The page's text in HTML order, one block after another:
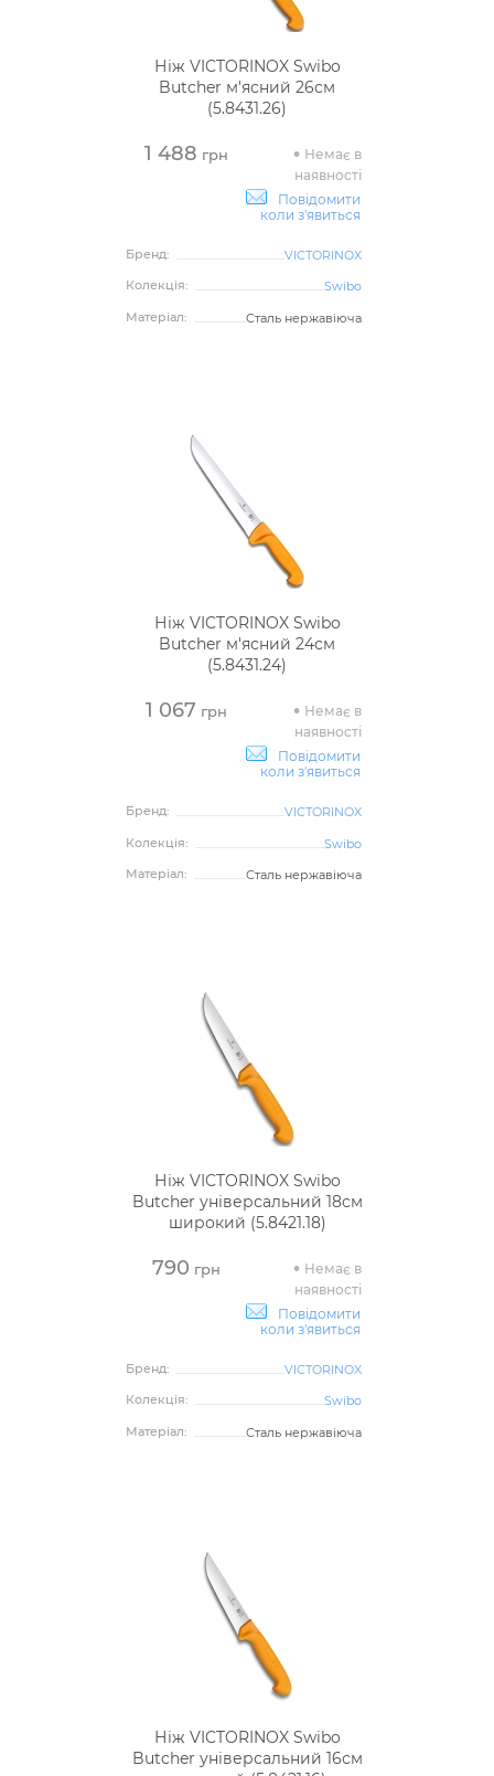
Ніж VICTORINOX Swibo
Butcher м'ясний 26см
(5.8431.26)
1 488 грн
Немає в
наявності
Повідомити
коли з'явиться
Бренд:
VICTORINOX
Колекція:
Swibo
Матеріал:
Сталь нержавіюча
Ніж VICTORINOX Swibo
Butcher м'ясний 24см
(5.8431.24)
1 067 грн
Немає в
наявності
Повідомити
коли з'явиться
Бренд:
VICTORINOX
Колекція:
Swibo
Матеріал:
Сталь нержавіюча
Ніж VICTORINOX Swibo
Butcher універсальний 18см
широкий (5.8421.18)
790 грн
Немає в
наявності
Повідомити
коли з'явиться
Бренд:
VICTORINOX
Колекція:
Swibo
Матеріал:
Сталь нержавіюча
Ніж VICTORINOX Swibo
Butcher універсальний 16см